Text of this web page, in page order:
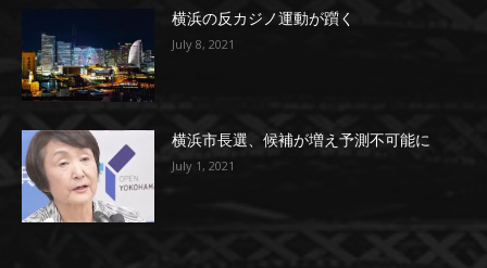
横浜の反カジノ運動が躓く
July 8, 2021
横浜市長選、候補が増え予測不可能に
July 1, 2021